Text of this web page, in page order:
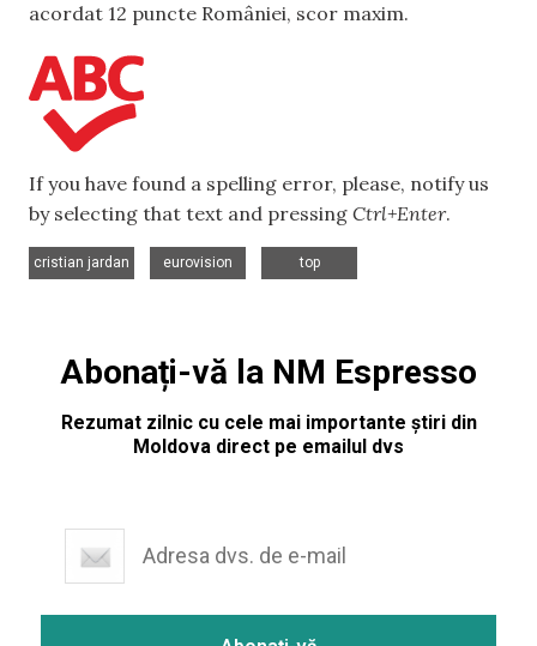
acordat 12 puncte României, scor maxim.
If you have found a spelling error, please, notify us
by selecting that text and pressing Ctrl+Enter.
cristian jardan
eurovision
top
Abonați-vă la NM Espresso
Rezumat zilnic cu cele mai importante știri din
Moldova direct pe emailul dvs